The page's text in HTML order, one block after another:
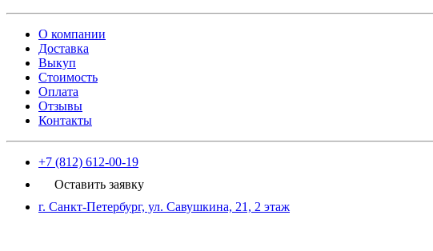
О компании
Доставка
Выкуп
Стоимость
Оплата
Отзывы
Контакты
+7 (812) 612-00-19
Оставить заявку
г. Санкт-Петербург, ул. Савушкина, 21, 2 этаж